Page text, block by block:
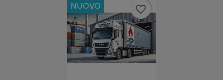
NUOVO favorite_border